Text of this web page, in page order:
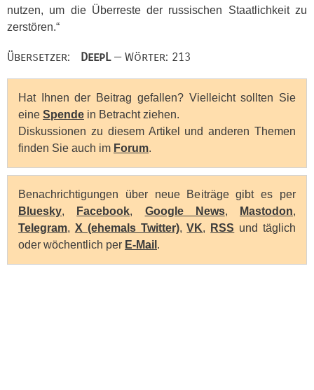
nutzen, um die Überreste der russischen Staatlichkeit zu
zerstören.“
Übersetzer: DeepL— Wörter: 213
Hat Ihnen der Beitrag gefallen? Vielleicht sollten Sie
eine Spende in Betracht ziehen.
Diskussionen zu diesem Artikel und anderen Themen
finden Sie auch im Forum.
Benachrichtigungen über neue Beiträge gibt es per
Bluesky, Facebook, Google News, Mastodon,
Telegram, X (ehemals Twitter),VK, RSS und täglich
oder wöchentlich per E-Mail .